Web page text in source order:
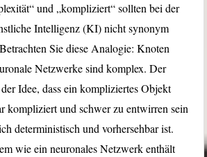
und „kompliziert“ sollten bei der
Intelligenz (KI) nicht synonym
Sie diese Analogie: Knoten
Netzwerke sind komplex. Der
Idee, dass ein kompliziertes Objekt
kompliziert und schwer zu entwirren sein
deterministisch und vorhersehbar ist.
wie ein neuronales Netzwerk enthält